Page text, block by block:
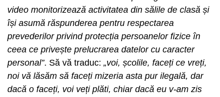
video monitorizează activitatea din sălile de clasă și
își asumă răspunderea pentru respectarea
prevederilor privind protecția persoanelor fizice în
ceea ce privește prelucrarea datelor cu caracter
personal”. Să vă traduc: „voi, școlile, faceți ce vreți,
noi vă lăsăm să faceți mizeria asta pur ilegală, dar
dacă o faceți, voi veți plăti, chiar dacă eu v-am zis